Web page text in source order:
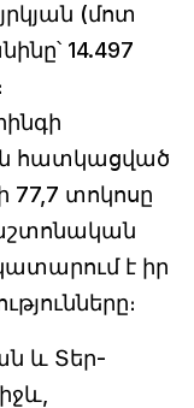
(մոտ
14.497
հատկացված
տոկոսը
է իր
և Տեր-